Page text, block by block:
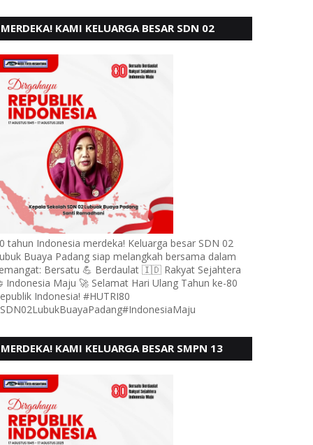
MERDEKA! KAMI KELUARGA BESAR SDN 02
MENGUCAPKAN HUT RI KE - 80,
tahun Indonesia merdeka! Keluarga besar SDN 02
Buaya Padang siap melangkah bersama dalam
Bersatu 💪 Berdaulat 🇮🇩 Rakyat Sejahtera
Indonesia Maju 🚀 Selamat Hari Ulang Tahun ke-80
Indonesia! #HUTRI80
MERDEKA! KAMI KELUARGA BESAR SMPN 13